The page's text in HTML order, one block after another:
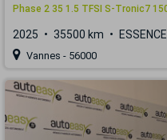
Phase 2 35 1.5 TFSI S-Tronic7
2025 35500 km ESSENCE
Vannes - 56000